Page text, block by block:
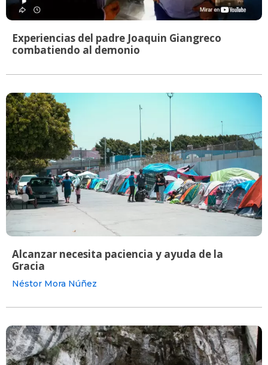
Experiencias del padre Joaquin Giangreco
combatiendo al demonio
Alcanzar necesita paciencia y ayuda de la
Gracia
Néstor Mora Núñez